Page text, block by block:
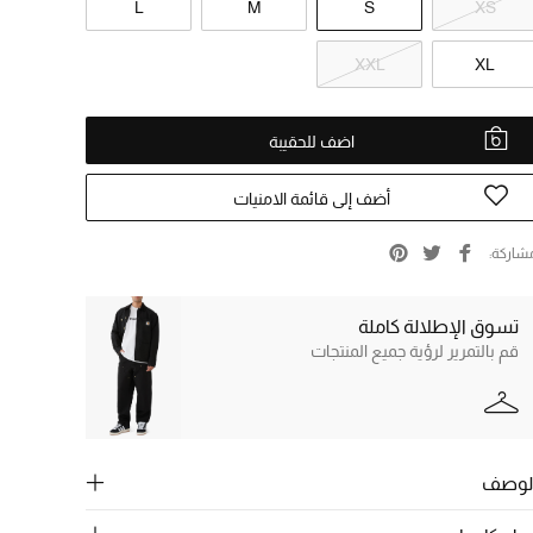
XS
S
M
L
XL
XXL
اضف للحقيبة
أضف إلى قائمة الامنيات
تسوق الإطلالة كاملة
قم بالتمرير لرؤية جميع المنتجات